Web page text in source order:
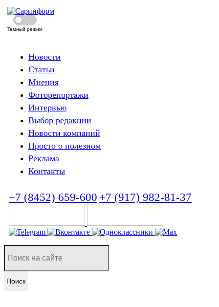
Темный режим
Новости
Статьи
Мнения
Фоторепортажи
Интервью
Выбор редакции
Новости компаний
Просто о полезном
Реклама
Контакты
+7 (8452) 659-600 +7 (917) 982-81-37
Поиск